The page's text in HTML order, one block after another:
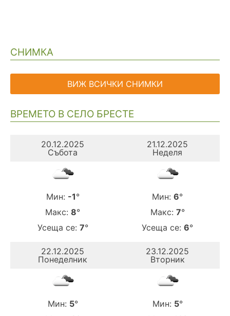
СНИМКА
ВИЖ ВСИЧКИ СНИМКИ
ВРЕМЕТО В СЕЛО БРЕСТЕ
20.12.2025
Събота
Мин: -1°
Макс: 8°
Усеща се: 7°
21.12.2025
Неделя
Мин: 6°
Макс: 7°
Усеща се: 6°
22.12.2025
Понеделник
Мин: 5°
23.12.2025
Вторник
Мин: 5°